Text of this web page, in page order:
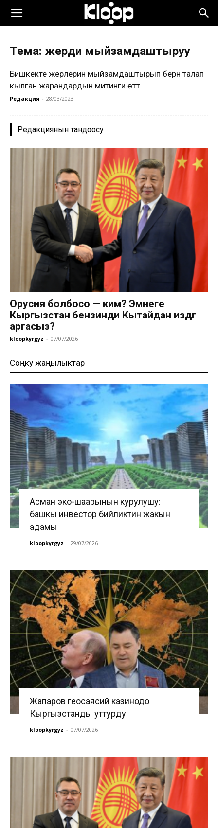
Тема: жерди мыйзамдаштыруу
Бишкекте жерлерин мыйзамдаштырып берүүнү талап
кылган жарандардын митинги өттү
Редакция - 28/03/2023
Редакциянын тандоосу
Орусия болбосо — ким? Эмнеге
Кыргызстан бензинди Кытайдан издөөгө
аргасыз?
kloopkyrgyz - 07/07/2026
Соңку жаңылыктар
Асман эко-шаарынын курулушу:
башкы инвестор бийликтин жакын
адамы
kloopkyrgyz - 29/07/2026
Жапаров геосаясий казинодо
Кыргызстанды уттурду
kloopkyrgyz - 07/07/2026